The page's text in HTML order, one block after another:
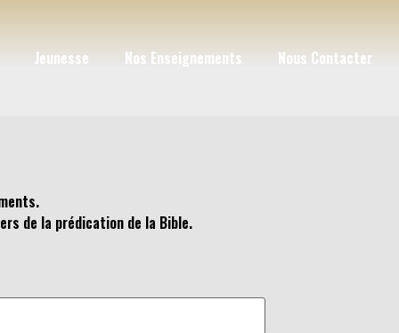
Jeunesse Nos Enseignements Nous Contacter
de la prédication de la Bible.